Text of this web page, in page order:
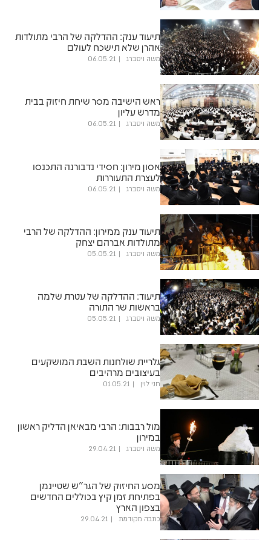
תיעוד ענק: ההדלקה של הרבי מתולדות
אהרן שלא תישכח לעולם
משה ויסברג 06.05.21
ראש הישיבה מסר שיחת חיזוק בבית
מדרש עליון
משה ויסברג 06.05.21
אסון מירון: חסידי נדבורנה התכנסו
לעצרת התעוררות
משה ויסברג 06.05.21
תיעוד ענק ממירון: ההדלקה של הרבי
מתולדות אברהם יצחק
משה ויסברג 05.05.21
תיעוד: ההדלקה של עטרת שלמה
בראשות שר התורה
משה ויסברג 05.05.21
גלריית שולחנות השבת המושקעים
בעיצובים מרהיבים
חני לוין 01.05.21
מול רבבות: הרבי מבאיאן הדליק ראשון
במירון
משה ויסברג 29.04.21
מסע החיזוק של הגר"ש שטיינמן
בפתיחת זמן קיץ בכוללים החדשים
בצפון הארץ
כתבה מקודמת 29.04.21